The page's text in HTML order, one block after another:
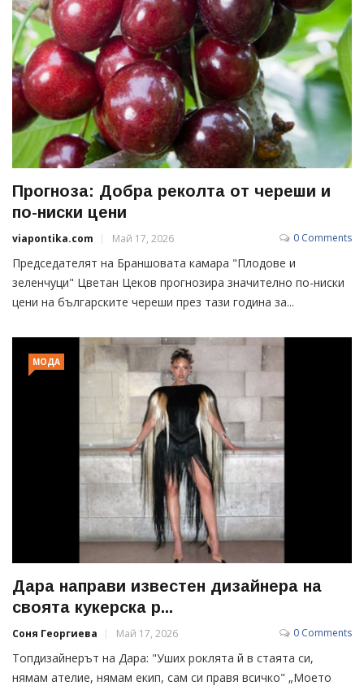
Прогноза: Добра реколта от череши и
по-ниски цени
viapontika.com Май 17, 2026 0 Comments
Председателят на Браншовата камара "Плодове и
зеленчуци" Цветан Цеков прогнозира значително по-ниски
цени на българските череши през тази година за...
МОДА
Дара направи известен дизайнера на
своята кукерска р...
Соня Георгиева Май 17, 2026 0 Comments
Топдизайнерът на Дара: "Уших роклята й в стаята си,
нямам ателие, нямам екип, сам си правя всичко" „Моето